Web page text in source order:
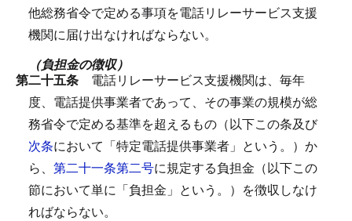
他総務省令で定める事項を電話リレーサービス支援
機関に届け出なければならない。
（負担金の徴収）
第二十五条 電話リレーサービス支援機関は、毎年
度、電話提供事業者であって、その事業の規模が総
務省令で定める基準を超えるもの（以下この条及び
次条において「特定電話提供事業者」という。）か
ら、 第二十一条第二号に規定する負担金（以下この
節において単に「負担金」という。）を徴収しなけ
ればならない。